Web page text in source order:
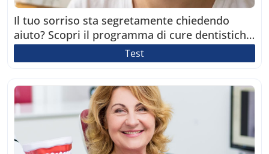
Il tuo sorriso sta segretamente chiedendo
aiuto? Scopri il programma di cure dentistiche
perfetto per te!
Test